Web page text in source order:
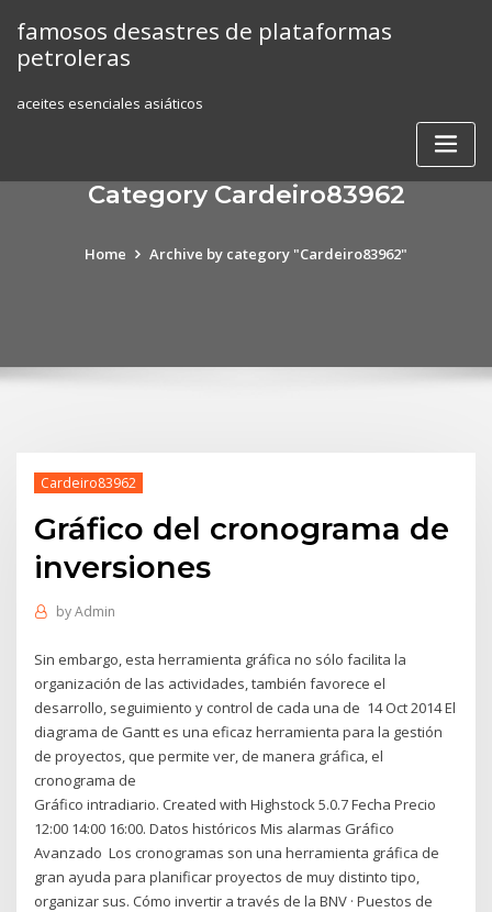
content
famosos desastres de plataformas
petroleras
aceites esenciales asiáticos
Category Cardeiro83962
Home Archive by category "Cardeiro83962"
Cardeiro83962
Gráfico del cronograma de
inversiones
byAdmin
Sin embargo, esta herramienta gráfica no sólo facilita la
organización de las actividades, también favorece el
desarrollo, seguimiento y control de cada una de 14 Oct 2014 El
diagrama de Gantt es una eficaz herramienta para la gestión
de proyectos, que permite ver, de manera gráfica, el
cronograma de
Gráfico intradiario. Created with Highstock 5.0.7 Fecha Precio
12:00 14:00 16:00. Datos históricos Mis alarmas Gráfico
Avanzado Los cronogramas son una herramienta gráfica de
gran ayuda para planificar proyectos de muy distinto tipo,
organizar sus. Cómo invertir a través de la BNV · Puestos de